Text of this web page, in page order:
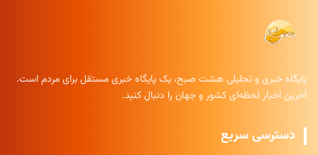
پایگاه خبری و تحلیلی هشت صبح، یک پایگاه خبری مستقل برای مردم است.
آخرین اخبار لحظه‌ای کشور و جهان را دنبال کنید.
دسترسی سریع